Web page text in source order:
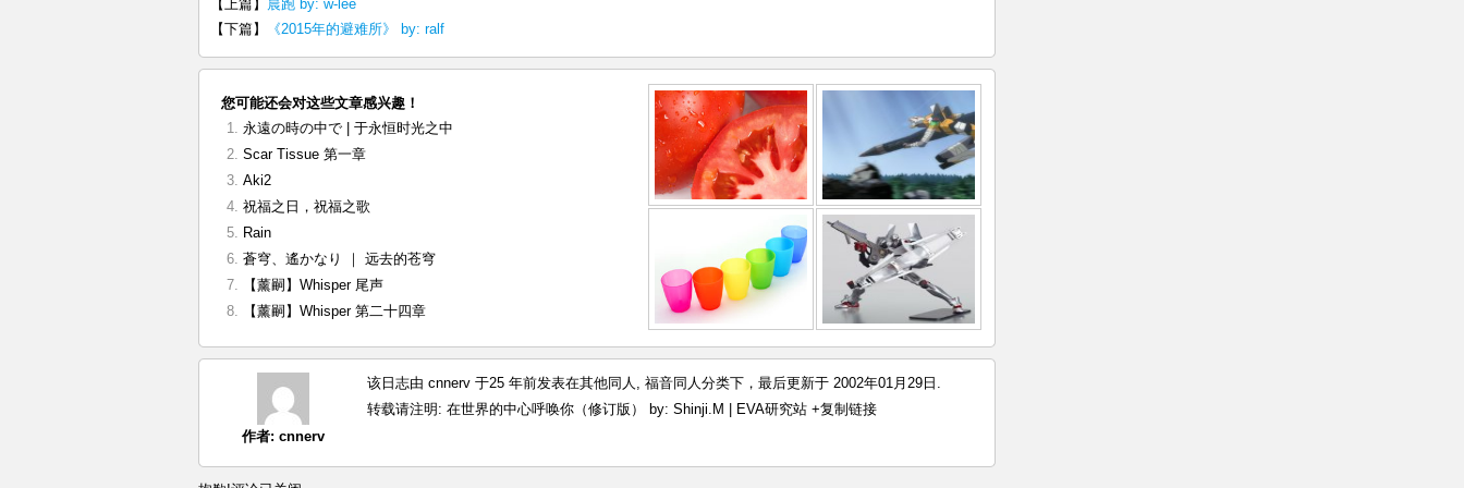
【上篇】 晨跑 by: w-lee
【下篇】
《2015年的避难所》 by: ralf
您可能还会对这些文章感兴趣！
永遠の時の中で | 于永恒时光之中
Scar Tissue 第一章
Aki2
祝福之日，祝福之歌
Rain
蒼穹、遙かなり ｜ 远去的苍穹
【薰嗣】Whisper 尾声
【薰嗣】Whisper 第二十四章
作者: cnnerv
该日志由 cnnerv 于25 年前发表在其他同人 , 福音同人分类下，最后更新于 2002年01月29日.
转载请注明: 在世界的中心呼唤你（修订版） by: Shinji.M | EVA研究站 +复制链接